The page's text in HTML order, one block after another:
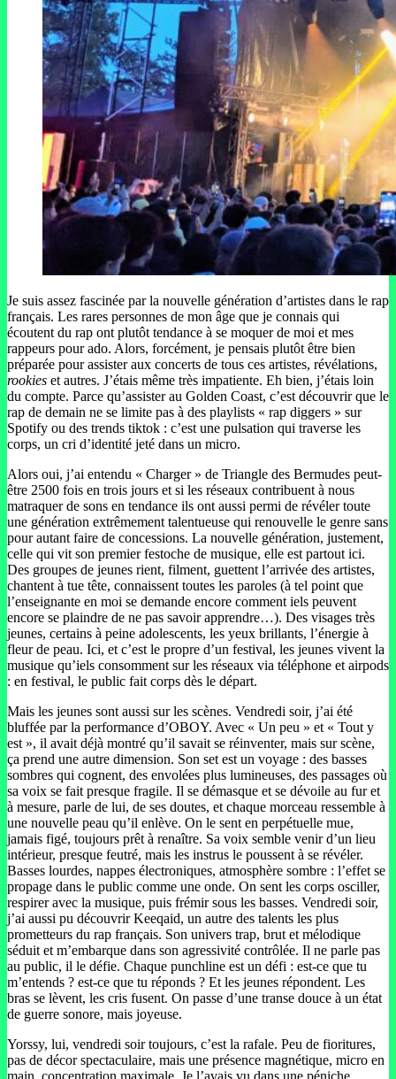
Je suis assez fascinée par la nouvelle génération d’artistes dans le rap
français. Les rares personnes de mon âge que je connais qui
écoutent du rap ont plutôt tendance à se moquer de moi et mes
rappeurs pour ado. Alors, forcément, je pensais plutôt être bien
préparée pour assister aux concerts de tous ces artistes, révélations,
rookies et autres. J’étais même très impatiente. Eh bien, j’étais loin
du compte. Parce qu’assister au Golden Coast, c’est découvrir que le
rap de demain ne se limite pas à des playlists « rap diggers » sur
Spotify ou des trends tiktok : c’est une pulsation qui traverse les
corps, un cri d’identité jeté dans un micro.
Alors oui, j’ai entendu « Charger » de Triangle des Bermudes peut-
être 2500 fois en trois jours et si les réseaux contribuent à nous
matraquer de sons en tendance ils ont aussi permi de révéler toute
une génération extrêmement talentueuse qui renouvelle le genre sans
pour autant faire de concessions. La nouvelle génération, justement,
celle qui vit son premier festoche de musique, elle est partout ici.
Des groupes de jeunes rient, filment, guettent l’arrivée des artistes,
chantent à tue tête, connaissent toutes les paroles (à tel point que
l’enseignante en moi se demande encore comment iels peuvent
encore se plaindre de ne pas savoir apprendre…). Des visages très
jeunes, certains à peine adolescents, les yeux brillants, l’énergie à
fleur de peau. Ici, et c’est le propre d’un festival, les jeunes vivent la
musique qu’iels consomment sur les réseaux via téléphone et airpods
: en festival, le public fait corps dès le départ.
Mais les jeunes sont aussi sur les scènes. Vendredi soir, j’ai été
bluffée par la performance d’OBOY. Avec « Un peu » et « Tout y
est », il avait déjà montré qu’il savait se réinventer, mais sur scène,
ça prend une autre dimension. Son set est un voyage : des basses
sombres qui cognent, des envolées plus lumineuses, des passages où
sa voix se fait presque fragile. Il se démasque et se dévoile au fur et
à mesure, parle de lui, de ses doutes, et chaque morceau ressemble à
une nouvelle peau qu’il enlève. On le sent en perpétuelle mue,
jamais figé, toujours prêt à renaître. Sa voix semble venir d’un lieu
intérieur, presque feutré, mais les instrus le poussent à se révéler.
Basses lourdes, nappes électroniques, atmosphère sombre : l’effet se
propage dans le public comme une onde. On sent les corps osciller,
respirer avec la musique, puis frémir sous les basses. Vendredi soir,
j’ai aussi pu découvrir Keeqaid, un autre des talents les plus
prometteurs du rap français. Son univers trap, brut et mélodique
séduit et m’embarque dans son agressivité contrôlée. Il ne parle pas
au public, il le défie. Chaque punchline est un défi : est-ce que tu
m’entends ? est-ce que tu réponds ? Et les jeunes répondent. Les
bras se lèvent, les cris fusent. On passe d’une transe douce à un état
de guerre sonore, mais joyeuse.
Yorssy, lui, vendredi soir toujours, c’est la rafale. Peu de fioritures,
pas de décor spectaculaire, mais une présence magnétique, micro en
main, concentration maximale. Je l’avais vu dans une péniche